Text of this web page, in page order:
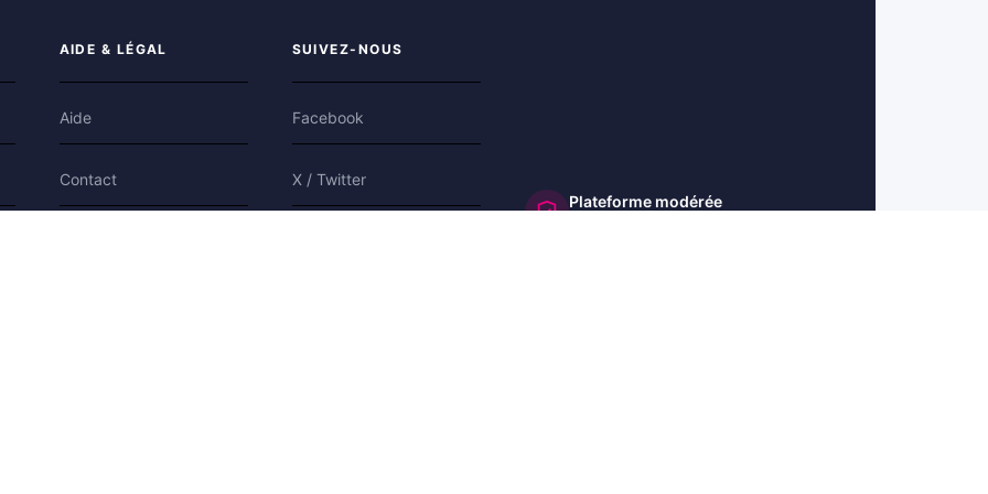
AIDE & LÉGAL
Aide
Contact
SUIVEZ-NOUS
Facebook
X / Twitter
Plateforme modérée